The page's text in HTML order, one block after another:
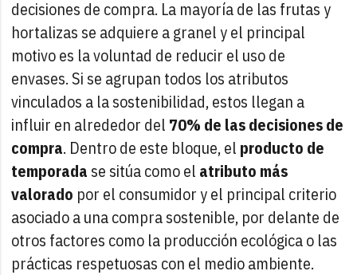
decisiones de compra. La mayoría de las frutas y
hortalizas se adquiere a granel y el principal
motivo es la voluntad de reducir el uso de
envases. Si se agrupan todos los atributos
vinculados a la sostenibilidad, estos llegan a
influir en alrededor del 70% de las decisiones de
compra. Dentro de este bloque, el producto de
temporada se sitúa como el atributo más
valorado por el consumidor y el principal criterio
asociado a una compra sostenible, por delante de
otros factores como la producción ecológica o las
prácticas respetuosas con el medio ambiente.